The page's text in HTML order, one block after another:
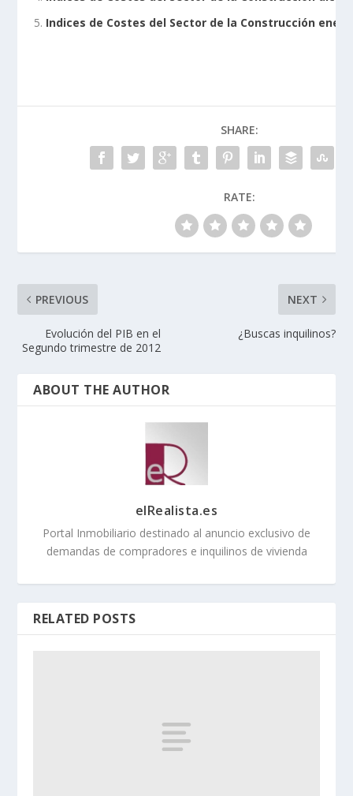
Indices de Costes del Sector de la Construcción enero
SHARE:
RATE:
PREVIOUS
Evolución del PIB en el
Segundo trimestre de 2012
NEXT
¿Buscas inquilinos?
ABOUT THE AUTHOR
elRealista.es
Portal Inmobiliario destinado al anuncio exclusivo de
demandas de compradores e inquilinos de vivienda
RELATED POSTS